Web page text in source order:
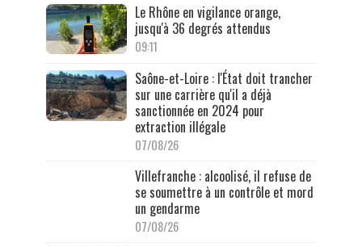
Le Rhône en vigilance orange,
jusqu'à 36 degrés attendus
09:11
Saône-et-Loire : l'État doit trancher
sur une carrière qu'il a déjà
sanctionnée en 2024 pour
extraction illégale
07/08/26
Villefranche : alcoolisé, il refuse de
se soumettre à un contrôle et mord
un gendarme
07/08/26